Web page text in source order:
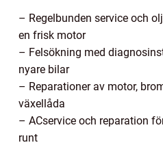
– Regelbunden service och
en frisk motor
– Felsökning med
nyare bilar
– Reparationer av motor,
växellåda
– ACservice och reparation
runt